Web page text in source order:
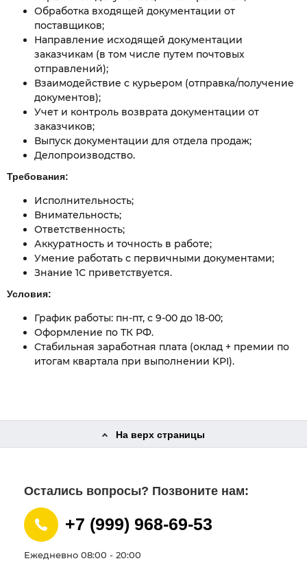
Обработка входящей документации от
поставщиков;
Направление исходящей документации
заказчикам (в том числе путем почтовых
отправлений);
Взаимодействие с курьером (отправка/получение
документов);
Учет и контроль возврата документации от
заказчиков;
Выпуск документации для отдела продаж;
Делопроизводство.
Требования:
Исполнительность;
Внимательность;
Ответственность;
Аккуратность и точность в работе;
Умение работать с первичными документами;
Знание 1С приветствуется.
Условия:
График работы: пн-пт, с 9-00 до 18-00;
Оформление по ТК РФ.
Стабильная заработная плата (оклад + премии по
итогам квартала при выполнении KPI).
На верх страницы
Остались вопросы? Позвоните нам:
+7 (999) 968-69-53
Ежедневно 08:00 - 20:00